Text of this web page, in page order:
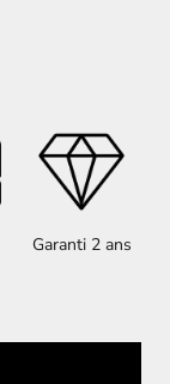
Garanti 2 ans